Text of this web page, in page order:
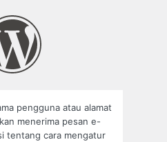
pengguna atau alamat
menerima pesan e-
tentang cara mengatur